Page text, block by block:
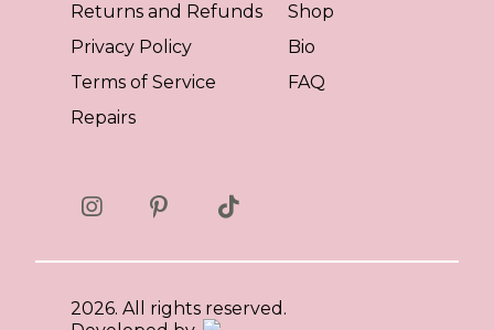
Returns and Refunds
Privacy Policy
Terms of Service
Repairs
Shop
Bio
FAQ
2026. All rights reserved.